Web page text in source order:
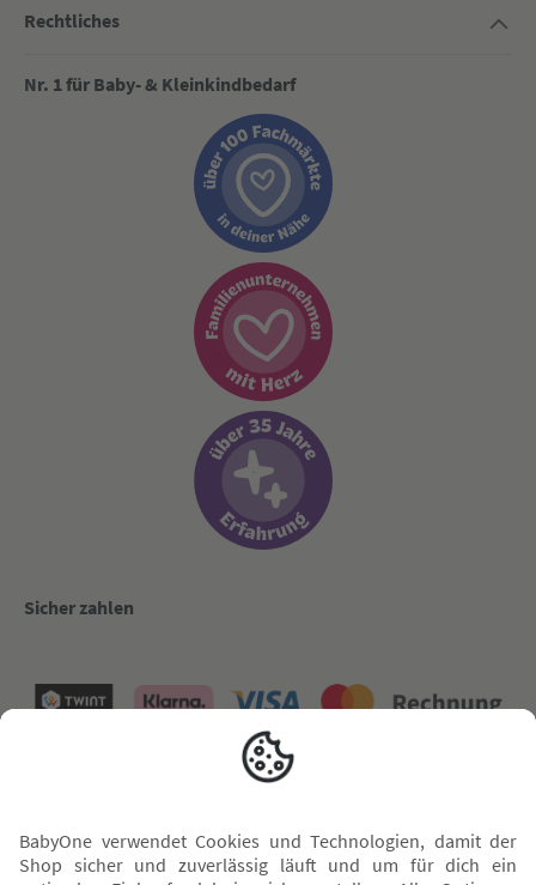
Rechtliches
Nr. 1 für Baby- & Kleinkindbedarf
Sicher zahlen